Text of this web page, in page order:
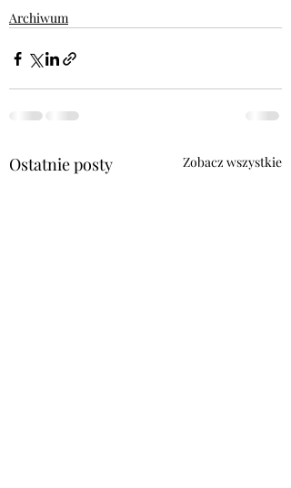
Archiwum
Ostatnie posty Zobacz wszystkie